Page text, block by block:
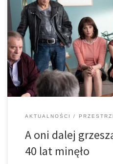
W nowym A oni dalej grzeszą,
Chauverona, Claude i Marie
rocznicę ślubu. Cztery córki,
zbierają się razem, żeby
razem mogłoby się […]
AKTUALNOŚCI
A oni dalej
40 lat minęło